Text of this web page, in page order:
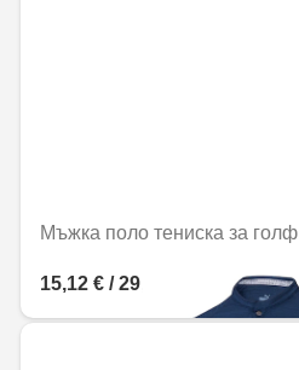
Мъжка поло тениска за голф
15,12 € / 29,57 лв.